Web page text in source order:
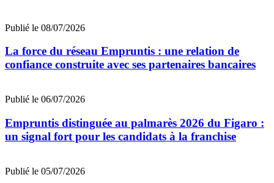
Publié le 08/07/2026
La force du réseau Empruntis : une relation de
confiance construite avec ses partenaires bancaires
Publié le 06/07/2026
Empruntis distinguée au palmarès 2026 du Figaro :
un signal fort pour les candidats à la franchise
Publié le 05/07/2026